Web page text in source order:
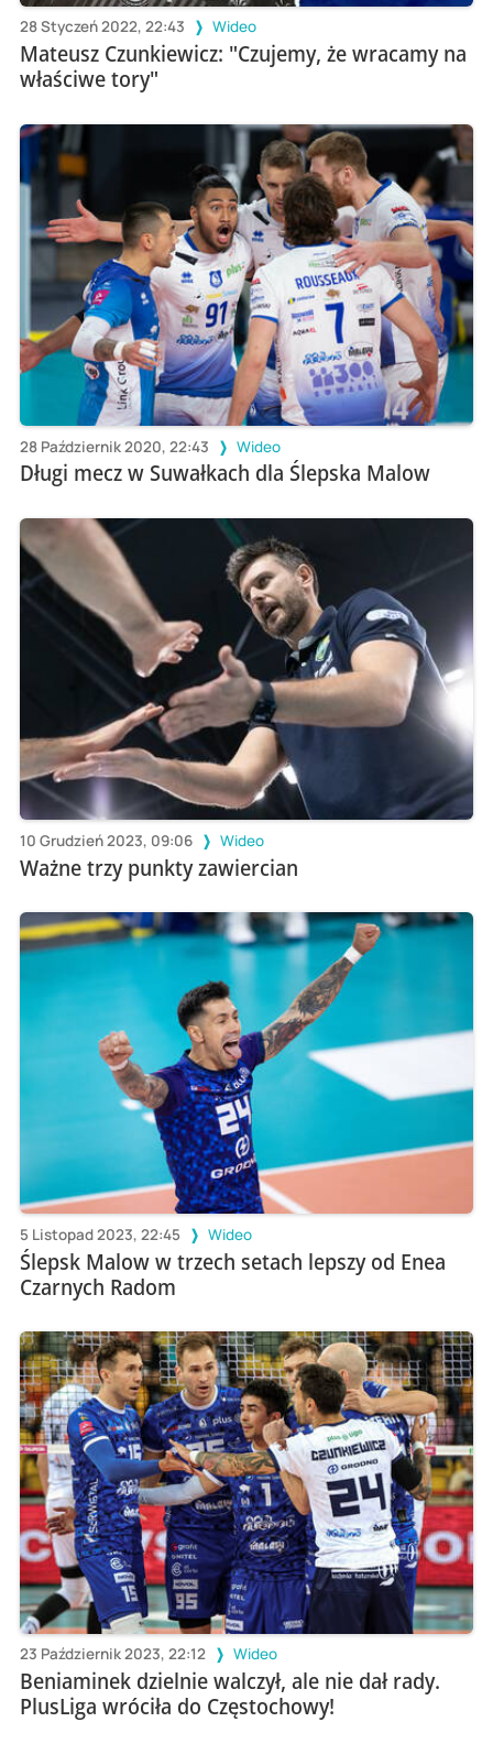
28 Styczeń 2022, 22:43 Wideo
Mateusz Czunkiewicz: "Czujemy, że wracamy na
właściwe tory"
28 Październik 2020, 22:43 Wideo
Długi mecz w Suwałkach dla Ślepska Malow
10 Grudzień 2023, 09:06 Wideo
Ważne trzy punkty zawiercian
5 Listopad 2023, 22:45 Wideo
Ślepsk Malow w trzech setach lepszy od Enea
Czarnych Radom
23 Październik 2023, 22:12 Wideo
Beniaminek dzielnie walczył, ale nie dał rady.
PlusLiga wróciła do Częstochowy!